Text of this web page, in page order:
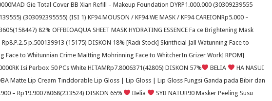
Gie Total Cover BB Xian Refill – Makeup Foundation DYRP1.000.000 (30309239555
(303092395555) (ISI 1) KF94 MOUSON / KF94 WE MASK / KF94 CAREIONRp5.000 –
82% OFFBIOAQUA SHEET MASK HYDRATING ESSENCE Fa ce Brightening Mask
Rp8.P.2.5 p.500139913 (15175) DISKON 18% [Radi Stock] Skintficial Jall Watunning Face to
Face to Whitunnian Crime Maitting Mohrinning Face to WhitcherIn Grizer Work] RPOM]
Isi Perbox 50 PCs White HITAMRp7.8006371(42805) DISKON 57%
BELIA
HA NASUI
Matte Lip Cream Tinddorable Lip Gloss | Lip Gloss | Lip Gloss Fungsi Ganda pada Bibir dan
– Rp19.90078068(233524) DISKON 65%
Belia
SYB NATUR90 Masker Peeling Susu